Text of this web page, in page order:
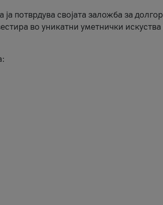
потврдува својата заложба за
во уникатни уметнички